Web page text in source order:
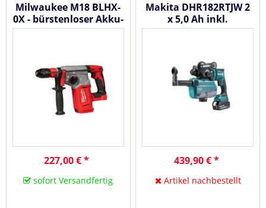
Milwaukee M18 BLHX-
0X - bürstenloser Akku-
Kombihammer 18 V
227,00 € *
sofort Versandfertig
Makita DHR182RTJW 2
x 5,0 Ah inkl.
Absaugung DX05 -
439,90 € *
Artikel nachbestellt